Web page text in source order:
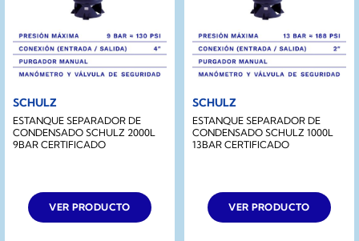
SCHULZ
ESTANQUE SEPARADOR DE
CONDENSADO SCHULZ 2000L
9BAR CERTIFICADO
VER PRODUCTO
SCHULZ
ESTANQUE SEPARADOR DE
CONDENSADO SCHULZ 1000L
13BAR CERTIFICADO
VER PRODUCTO